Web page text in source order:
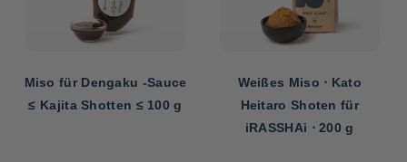
Miso für Dengaku -Sauce
≤ Kajita Shotten ≤ 100 g
Weißes Miso ⋅ Kato
Heitaro Shoten für
iRASSHAi ⋅ 200 g